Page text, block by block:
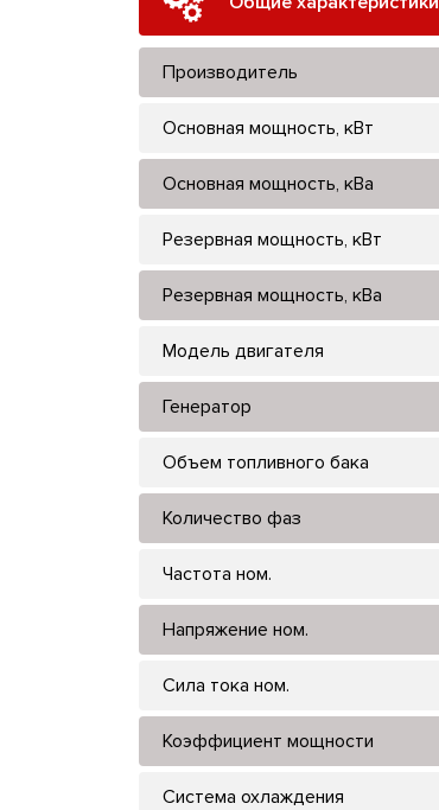
Производитель
Основная мощность, кВт
Основная мощность, кВа
Резервная мощность, кВт
Резервная мощность, кВа
Модель двигателя
Генератор
Объем топливного бака
Количество фаз
Частота ном.
Напряжение ном.
Сила тока ном.
Коэффициент мощности
Система охлаждения